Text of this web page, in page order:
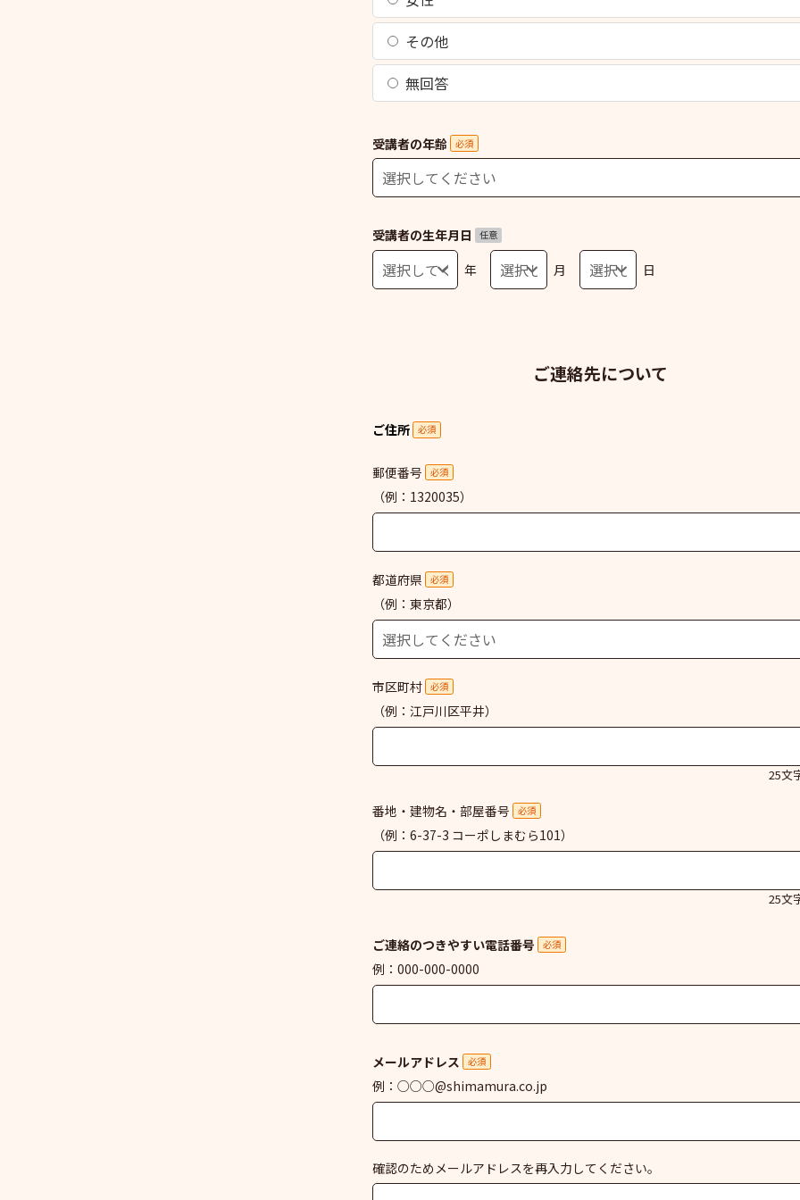
その他
無回答
受講者の年齢 必須
受講者の生年月日 任意
年 月 日
ご連絡先について
ご住所 必須
郵便番号 必須
（例：1320035）
都道府県 必須
（例：東京都）
市区町村 必須
（例：江戸川区平井）
25文
番地・建物名・部屋番号 必須
（例：6-37-3 コーポしまむら101）
25文
ご連絡のつきやすい電話番号 必須
例：000-000-0000
メールアドレス 必須
例：○○○@shimamura.co.jp
確認のためメールアドレスを再入力してください。